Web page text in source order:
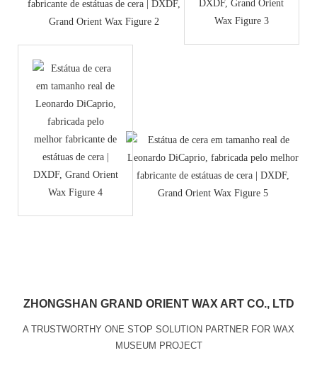
ZHONGSHAN GRAND ORIENT WAX ART CO., LTD
A TRUSTWORTHY ONE STOP SOLUTION PARTNER FOR WAX
MUSEUM PROJECT